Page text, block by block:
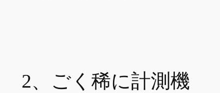
2、ごく稀に計測機